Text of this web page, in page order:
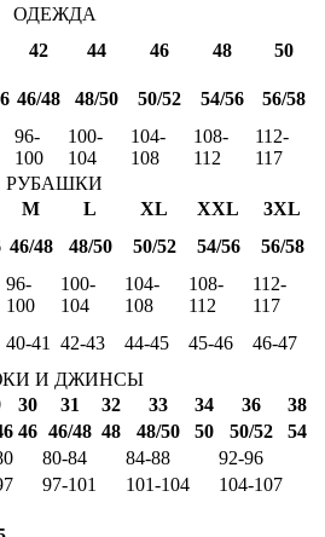
ОДЕЖДА
42 44 46 48
50
46/48 48/50 50/52 54/56 56/58
96-
100
100-
104
104-
108
108-
112
112-
117
РУБАШКИ
M L XL XXL
3XL
46/48 48/50 50/52 54/56 56/58
96-
100
100-
104
104-
108
108-
112
112-
117
40-41 42-43 44-45 45-46
46-47
И ДЖИНСЫ
30 31 32 33 34 36
38
46 46/48 48 48/50 50 50/52
54
80-84 84-88
92-96
97-101 101-104
104-107